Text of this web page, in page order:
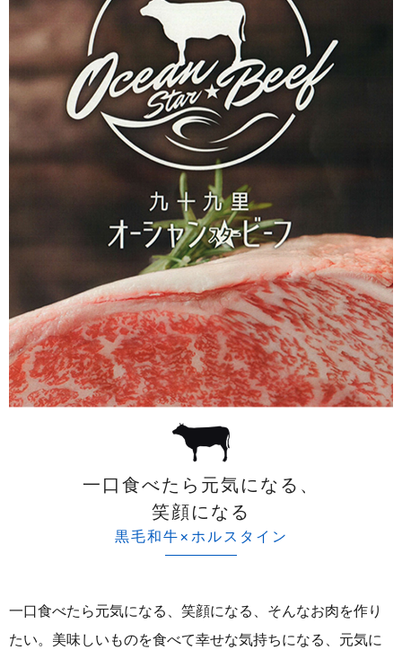
一口食べたら元気になる、
笑顔になる
黒毛和牛×ホルスタイン
一口食べたら元気になる、笑顔になる、そんなお肉を作り
たい。 美味しいものを食べて幸せな気持ちになる、元気に